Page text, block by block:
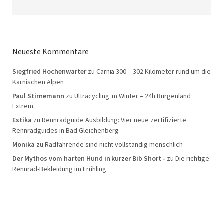
Neueste Kommentare
Siegfried Hochenwarterzu Carnia 300 – 302 Kilometer rund um die
Karnischen Alpen
Paul Stirnemann zu Ultracycling im Winter – 24h Burgenland
Extrem.
Estika zu Rennradguide Ausbildung: Vier neue zertifizierte
Rennradguides in Bad Gleichenberg
Monika zu Radfahrende sind nicht vollständig menschlich
Der Mythos vom harten Hund in kurzer Bib Short - zu Die richtige
Rennrad-Bekleidung im Frühling